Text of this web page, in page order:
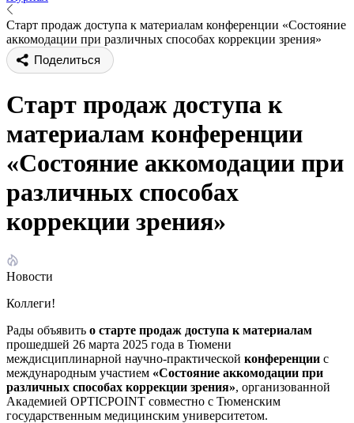
Старт продаж доступа к материалам конференции «Состояние
аккомодации при различных способах коррекции зрения»
Поделиться
Старт продаж доступа к
материалам конференции
«Состояние аккомодации при
различных способах
коррекции зрения»
Новости
Коллеги!
Рады объявить о старте продаж доступа к материалам
прошедшей 26 марта 2025 года в Тюмени
междисциплинарной научно-практической конференции с
международным участием «Состояние аккомодации при
различных способах коррекции зрения», организованной
Академией OPTICPOINT совместно с Тюменским
государственным медицинским университетом.